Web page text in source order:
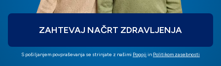
ZAHTEVAJ NAČRT ZDRAVLJENJA
S pošiljanjem povpraševanja se strinjate z našimi Pogoji in Politikom zasebnosti